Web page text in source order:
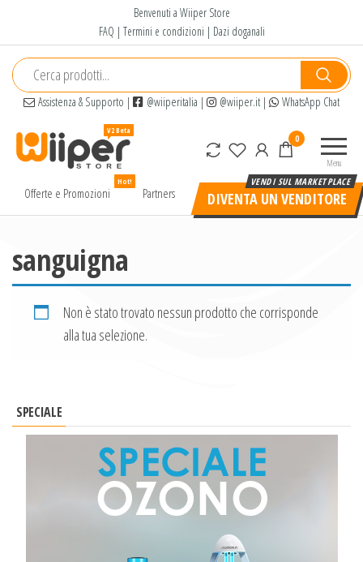
contenuto
Benvenuti a Wiiper Store
FAQ | Termini e condizioni | Dazi doganali
Assistenza & Supporto | @wiiperitalia | @wiiper.it| WhatsApp Chat
alta
Menu
0
Offerte e Promozioni
Hot!
Partners DIVENTA UN VENDITORE
sanguigna
Non è stato trovato nessun prodotto che corrisponde
alla tua selezione.
SPECIALE